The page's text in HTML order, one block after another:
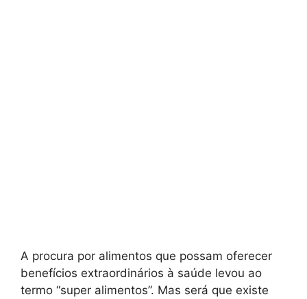
A procura por alimentos que possam oferecer
benefícios extraordinários à saúde levou ao
termo “super alimentos”. Mas será que existe